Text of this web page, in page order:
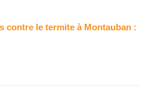
contre le termite à Montauban :